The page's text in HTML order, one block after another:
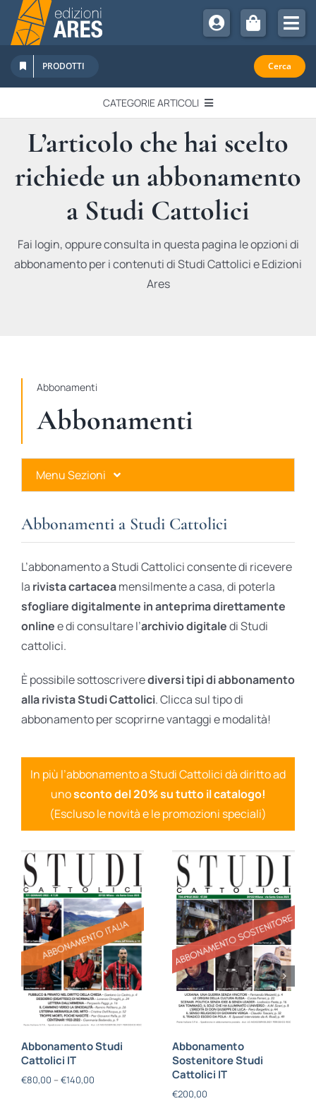
Salta
contenuto
Chi Siamo
Sostienici
Abbonamenti
Promozioni
Newsletter
PRODOTTI Cerca
CATEGORIE ARTICOLI
EDITORIALI
IN QUESTO NUMERO
RECENSIONI
L’articolo che hai scelto
richiede un abbonamento
a Studi Cattolici
Fai login, oppure consulta in questa pagina le opzioni di
abbonamento per i contenuti di Studi Cattolici e Edizioni
Ares
Abbonamenti
Abbonamenti
Menu Sezioni
Ares Gold
Ares Digital
Ares Gift Card
Abbonamenti a Studi Cattolici
L’abbonamento a Studi Cattolici consente di ricevere
la rivista cartaceamensilmente a casa, di poterla
sfogliare digitalmente in anteprima direttamente
onlinee di consultare l’archivio digitaledi Studi
cattolici.
È possibile sottoscriverediversi tipi di abbonamento
alla rivista Studi Cattolici. Clicca sul tipo di
abbonamento per scoprirne vantaggi e modalità!
In più l’abbonamento a Studi Cattolici dà diritto ad
unosconto del 20% su tutto il catalogo!
(Escluso le novità e le promozioni speciali)
Abbonamento Studi
Cattolici IT
€80,00 – €140,00
Abbonamento
Sostenitore Studi
Cattolici IT
€200,00